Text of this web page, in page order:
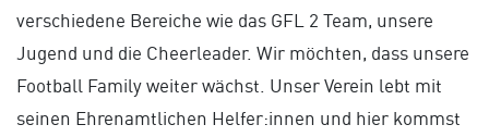
verschiedene Bereiche wie das GFL 2 Team, unsere
Jugend und die Cheerleader. Wir möchten, dass unsere
Football Family weiter wächst. Unser Verein lebt mit
seinen Ehrenamtlichen Helfer:innen und hier kommst